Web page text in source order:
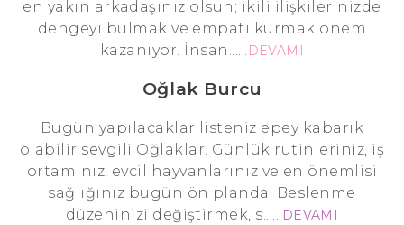
en yakın arkadaşınız olsun; ikili ilişkilerinizde
dengeyi bulmak ve empati kurmak önem
kazanıyor. İnsan...... DEVAMI
Oğlak Burcu
Bugün yapılacaklar listeniz epey kabarık
olabilir sevgili Oğlaklar. Günlük rutinleriniz, iş
ortamınız, evcil hayvanlarınız ve en önemlisi
sağlığınız bugün ön planda. Beslenme
düzeninizi değiştirmek, s...... DEVAMI